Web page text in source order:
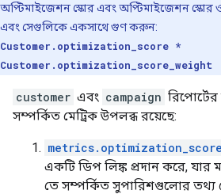
অপ্টিমাইজেশন স্কোর এবং অপ্টিমাইজেশন
এবং সেগুলিকে একসাথে গুণ করুন:
Customer.optimization_score *
Customer.optimization_score_weight
customer এবং campaign
সম্পর্কিত মেট্রিক উপলব্ধ রয়েছে:
একটি ডিপ লিঙ্ক প্রদান করে, যার
তে সম্পর্কিত সুপারিশগুলোর তথ্য